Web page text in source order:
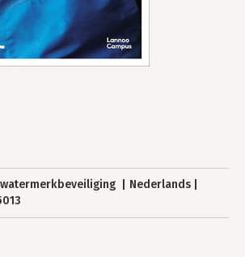
watermerkbeveiliging
Nederlands